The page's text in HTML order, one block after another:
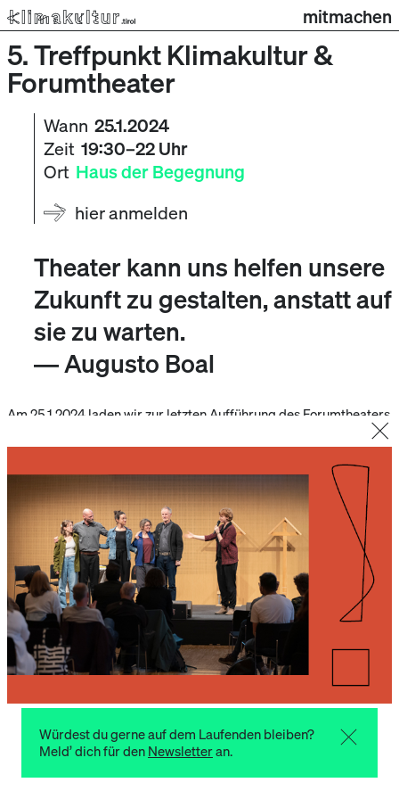
mitmachen
5. Treffpunkt Klimakultur &
Forumtheater
Wann 25.1.2024
Zeit 19:30–22 Uhr
Ort Haus der Begegnung
hier anmelden
Theater kann uns helfen unsere
Zukunft zu gestalten, anstatt auf
sie zu warten.
― Augusto Boal
Am 25.1.2024 laden wir zur letzten Aufführung des Forumtheaters
ins Haus der Begegnung in
Innsbruck ein. Den Termin nützen wir gleichzeitig, um im Rahmen
zum ersten Treffpunkt im neuen Jahr
zusammenzukommen. Interessierte sind herzlich eingeladen!
Nach der Aufführung bleibt bei Buffet und Getränken Zeit für
gemütlichen Ausklang und anregenden Austausch.
Für die Vorbereitung des Buffets wirdum Anmeldung gebeten
das Formular und alle Infos sind über den Button oben zu finden
(bitte bis einschließlich 15.1.2024 mit Name und E-Mail-Adresse
anmelden). Eine Teilnahme ist aber auch ohne Anmeldung
möglich. Wir freuen uns!
Das Theater mit der Zukunft
Schon gesehen?
Würdest du gerne auf dem Laufenden bleiben?
Meld’ dich für den Newsletteran.